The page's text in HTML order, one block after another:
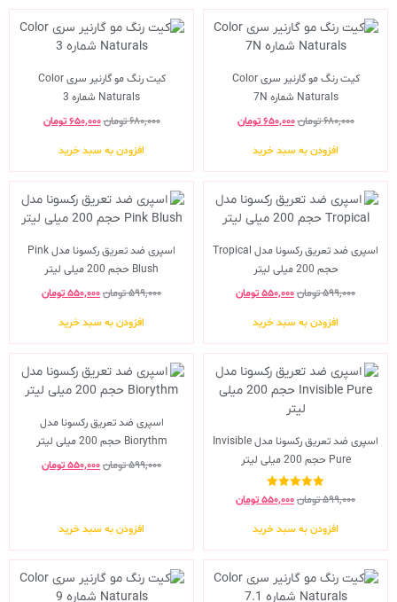
کیت رنگ مو گارنیر سری Color
Naturals شماره 7N
۶۸۰,۰۰۰تومان۶۵۰,۰۰۰ تومان
افزودن به سبد خرید
کیت رنگ مو گارنیر سری Color
Naturals شماره 3
۶۸۰,۰۰۰تومان۶۵۰,۰۰۰ تومان
افزودن به سبد خرید
اسپری ضد تعریق رکسونا مدل Tropical
حجم 200 میلی لیتر
۵۹۹,۰۰۰تومان۵۵۰,۰۰۰تومان
افزودن به سبد خرید
اسپری ضد تعریق رکسونا مدل Pink
Blush حجم 200 میلی لیتر
۵۹۹,۰۰۰تومان۵۵۰,۰۰۰تومان
افزودن به سبد خرید
اسپری ضد تعریق رکسونا مدل Invisible
Pure حجم 200 میلی لیتر
نمره
5.00
۵۹۹,۰۰۰تومان۵۵۰,۰۰۰تومان
افزودن به سبد خرید
اسپری ضد تعریق رکسونا مدل
Biorythm حجم 200 میلی لیتر
۵۹۹,۰۰۰تومان۵۵۰,۰۰۰تومان
افزودن به سبد خرید